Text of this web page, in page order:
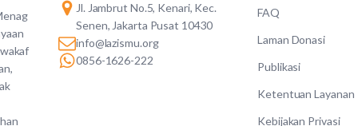
Jl. Jambrut No.5, Kenari, Kec.
Senen, Jakarta Pusat 10430
info@lazismu.org
0856-1626-222
FAQ
Laman Donasi
Publikasi
Ketentuan Layanan
Kebijakan Privasi